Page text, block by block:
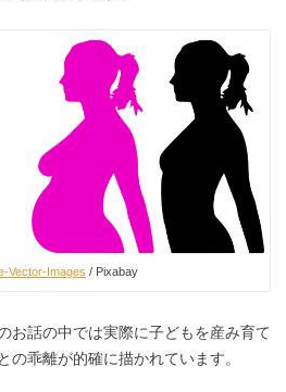
Vector-Images / Pixabay
お話の中では実際に子どもを産み育て
の乖離が的確に描かれています。